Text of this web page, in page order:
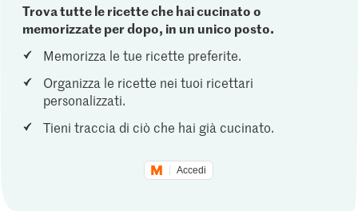
Trova tutte le ricette che hai cucinato o
memorizzate per dopo, in un unico posto.
Memorizza le tue ricette preferite.
Organizza le ricette nei tuoi ricettari
personalizzati.
Tieni traccia di ciò che hai già cucinato.
Accedi